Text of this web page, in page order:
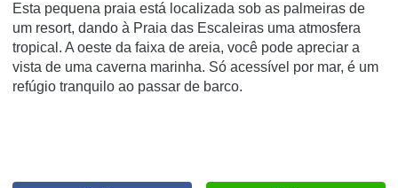
Esta pequena praia está localizada sob as palmeiras de
um resort, dando à Praia das Escaleiras uma atmosfera
tropical. A oeste da faixa de areia, você pode apreciar a
vista de uma caverna marinha. Só acessível por mar, é um
refúgio tranquilo ao passar de barco.